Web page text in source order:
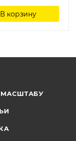
В корзину